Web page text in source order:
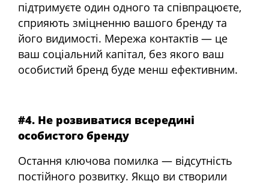
підтримуєте один одного та співпрацюєте,
сприяють зміцненню вашого бренду та
його видимості. Мережа контактів — це
ваш соціальний капітал, без якого ваш
особистий бренд буде менш ефективним.
#4. Не розвиватися всередині
особистого бренду
Остання ключова помилка — відсутність
постійного розвитку. Якщо ви створили